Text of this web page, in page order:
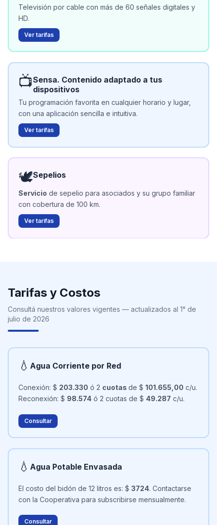
Televisión por cable con más de 60 señales digitales y
HD.
Ver tarifas
📺Sensa. Contenido adaptado a tus
dispositivos
Tu programación favorita en cualquier horario y lugar,
con una aplicación sencilla e intuitiva.
Ver tarifas
🕊️Sepelios
Servicio de sepelio para asociados y su grupo familiar
con cobertura de 100 km.
Ver tarifas
Tarifas y Costos
Consultá nuestros valores vigentes — actualizados al 1° de
julio de 2026
💧 Agua Corriente por Red
Conexión: $ 203.330 ó 2 cuotas de $ 101.655,00 c/u.
Reconexión: $ 98.574 ó 2 cuotas de $ 49.287 c/u.
Consultar
💧 Agua Potable Envasada
El costo del bidón de 12 litros es: $ 3724. Contactarse
con la Cooperativa para subscribirse mensualmente.
Consultar